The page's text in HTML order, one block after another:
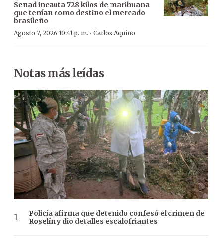
Senad incauta 728 kilos de marihuana
que tenían como destino el mercado
brasileño
Agosto 7, 2026 10:41 p. m. · Carlos Aquino
Notas más leídas
Policía afirma que detenido confesó el crimen de
Roselín y dio detalles escalofriantes